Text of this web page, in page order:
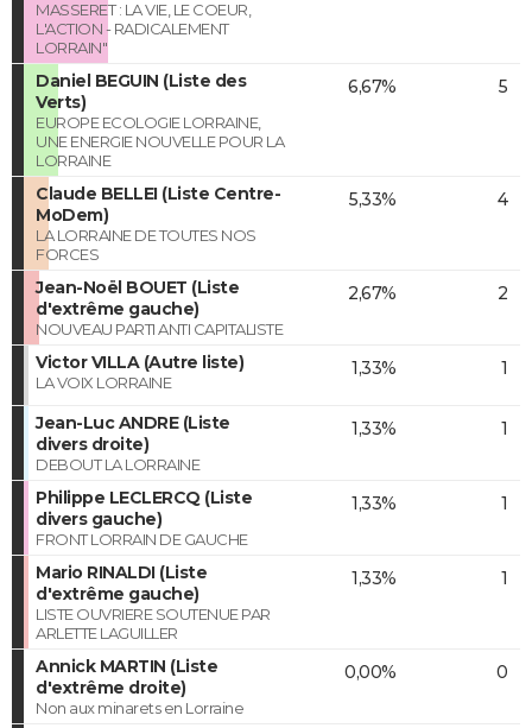
MASSERET : LA VIE, LE COEUR,
L'ACTION - RADICALEMENT
LORRAIN"
Daniel BEGUIN (Liste des
Verts)
EUROPE ECOLOGIE LORRAINE,
UNE ENERGIE NOUVELLE POUR LA
LORRAINE
6,67% 5
Claude BELLEI (Liste Centre-
MoDem)
LA LORRAINE DE TOUTES NOS
FORCES
5,33% 4
Jean-Noël BOUET (Liste
d'extrême gauche)
NOUVEAU PARTI ANTI CAPITALISTE
2,67% 2
Victor VILLA (Autre liste)
LA VOIX LORRAINE
1,33% 1
Jean-Luc ANDRE (Liste
divers droite)
DEBOUT LA LORRAINE
1,33% 1
Philippe LECLERCQ (Liste
divers gauche)
FRONT LORRAIN DE GAUCHE
1,33% 1
Mario RINALDI (Liste
d'extrême gauche)
LISTE OUVRIERE SOUTENUE PAR
ARLETTE LAGUILLER
1,33% 1
Annick MARTIN (Liste
d'extrême droite)
Non aux minarets en Lorraine
0,00% 0